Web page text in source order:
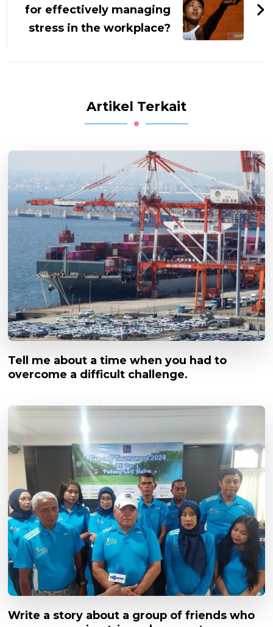
for effectively managing
stress in the workplace?
Artikel Terkait
Tell me about a time when you had to
overcome a difficult challenge.
Write a story about a group of friends who